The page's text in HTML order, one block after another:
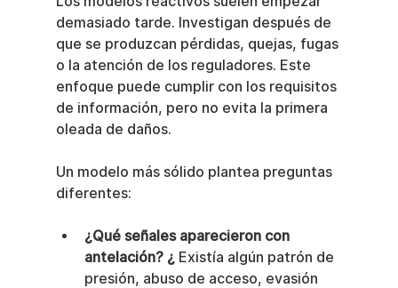
demasiado tarde. Investigan después de
que se produzcan pérdidas, quejas, fugas
o la atención de los reguladores. Este
enfoque puede cumplir con los requisitos
de información, pero no evita la primera
oleada de daños.
Un modelo más sólido plantea preguntas
diferentes:
¿Qué señales aparecieron con
antelación? ¿ Existía algún patrón de
presión, abuso de acceso, evasión